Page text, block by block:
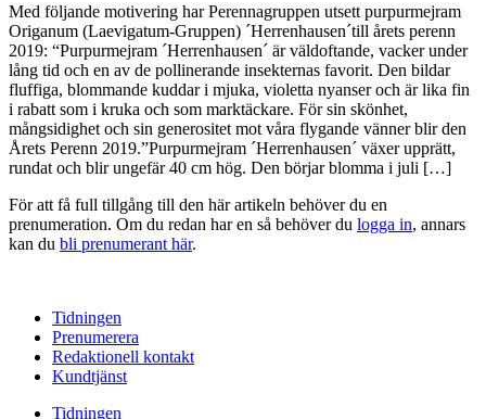
Med följande motivering har Perennagruppen utsett purpurmejram
Origanum (Laevigatum-Gruppen) ´Herrenhausen´till årets perenn
2019: “Purpurmejram ´Herrenhausen´ är väldoftande, vacker under
lång tid och en av de pollinerande insekternas favorit. Den bildar
fluffiga, blommande kuddar i mjuka, violetta nyanser och är lika fin
i rabatt som i kruka och som marktäckare. För sin skönhet,
mångsidighet och sin generositet mot våra flygande vänner blir den
Årets Perenn 2019.”Purpurmejram ´Herrenhausen´ växer upprätt,
rundat och blir ungefär 40 cm hög. Den börjar blomma i juli […]
För att få full tillgång till den här artikeln behöver du en
prenumeration. Om du redan har en så behöver du logga in, annars
kan du bli prenumerant här.
Tidningen
Prenumerera
Redaktionell kontakt
Kundtjänst
Tidningen